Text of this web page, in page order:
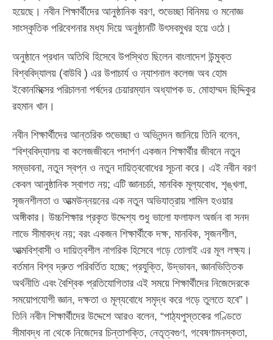
হয়েছে। নবীন শিক্ষার্থীদের আনুষ্ঠানিক বরণ, শুভেচ্ছা বিনিময় ও মনোজ্ঞ
সাংস্কৃতিক পরিবেশনার মধ্য দিয়ে অনুষ্ঠানটি উৎসবমুখর হয়ে ওঠে।
অনুষ্ঠানে প্রধান অতিথি হিসেবে উপস্থিত ছিলেন বাংলাদেশ উন্মুক্ত
বিশ্ববিদ্যালয় (বাউবি ) এর উপাচার্য ও ন্যাশনাল কলেজ অব হোম
ইকোনমিক্সের পরিচালনা পর্ষদের চেয়ারম্যান অধ্যাপক ড. মোহাম্মদ ছিদ্দিকুর
রহমান খান।
নবীন শিক্ষার্থীদের আন্তরিক শুভেচ্ছা ও অভিনন্দন জানিয়ে তিনি বলেন,
“বিশ্ববিদ্যালয় বা কলেজজীবনে পদার্পণ একজন শিক্ষার্থীর জীবনে নতুন
সম্ভাবনা, নতুন স্বপ্ন ও নতুন দায়িত্ববোধের সূচনা করে। এই নবীন বরণ
কেবল আনুষ্ঠানিক স্বাগত নয়; এটি জ্ঞানচর্চা, মানবিক মূল্যবোধ, শৃঙ্খলা,
সৃজনশীলতা ও আত্মউন্নয়নের এক নতুন অভিযাত্রায় শামিল হওয়ার
অঙ্গীকার। উচ্চশিক্ষার প্রকৃত উদ্দেশ্য শুধু ভালো ফলাফল অর্জন বা সনদ
লাভে সীমাবদ্ধ নয়; বরং একজন শিক্ষার্থীকে দক্ষ, মানবিক, সৃজনশীল,
আত্মবিশ্বাসী ও দায়িত্বশীল নাগরিক হিসেবে গড়ে তোলাই এর মূল লক্ষ্য।
বর্তমান বিশ্ব দ্রুত পরিবর্তিত হচ্ছে; প্রযুক্তি, উদ্ভাবন, জ্ঞানভিত্তিক
অর্থনীতি এবং বৈশ্বিক প্রতিযোগিতার এই সময়ে শিক্ষার্থীদের নিজেদেরকে
সময়োপযোগী জ্ঞান, দক্ষতা ও মূল্যবোধে সমৃদ্ধ করে গড়ে তুলতে হবে”।
তিনি নবীন শিক্ষার্থীদের উদ্দেশে আরও বলেন, “পাঠ্যপুস্তকের গণ্ডিতে
সীমাবদ্ধ না থেকে নিজেদের চিন্তাশক্তি, নেতৃত্বগুণ, গবেষণামনস্কতা,